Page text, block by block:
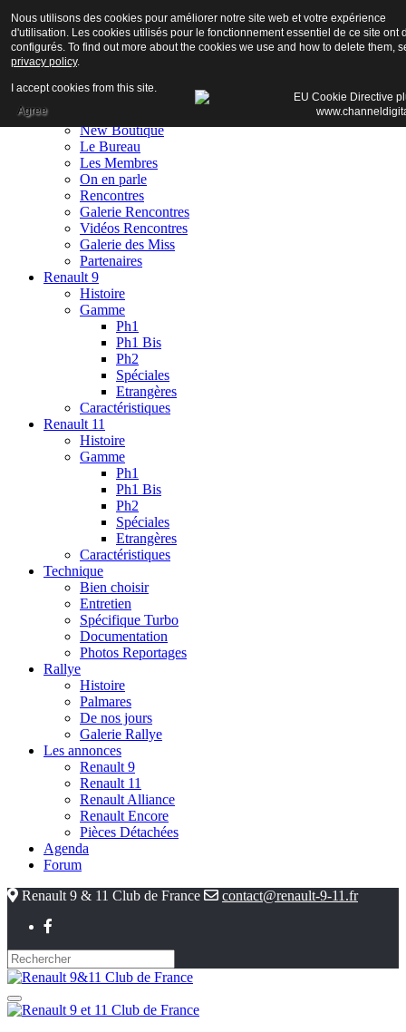
Accueil
New Boutique
Le Bureau
Les Membres
On en parle
Rencontres
Galerie Rencontres
Vidéos Rencontres
Galerie des Miss
Partenaires
Renault 9
Histoire
Gamme
Ph1
Ph1 Bis
Ph2
Spéciales
Etrangères
Caractéristiques
Renault 11
Histoire
Gamme
Ph1
Ph1 Bis
Ph2
Spéciales
Etrangères
Caractéristiques
Technique
Bien choisir
Entretien
Spécifique Turbo
Documentation
Photos Reportages
Rallye
Histoire
Palmares
De nos jours
Galerie Rallye
Les annonces
Renault 9
Renault 11
Renault Alliance
Renault Encore
Pièces Détachées
Agenda
Forum
Renault 9 & 11 Club de France
contact@renault-9-11.fr
Nous utilisons des cookies pour améliorer notre site web et votre expérience
d'utilisation. Les cookies utilisés pour le fonctionnement essentiel de ce site ont
configurés. To find out more about the cookies we use and how to delete them,
privacy policy.
I accept cookies from this site.
Agree